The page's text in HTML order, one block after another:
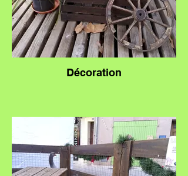
Décoration